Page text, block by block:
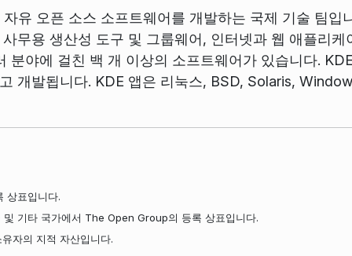
유 오픈 소스 소프트웨어를 개발하는 국제 기술 팀입
무용 생산성 도구 및 그룹웨어, 인터넷과 웹 애플리
분야에 걸친 백 개 이상의 소프트웨어가 있습니다.
개발됩니다. KDE 앱은 리눅스, BSD, Solaris,
상표입니다.
기타 국가에서 The Open Group의 등록 상표입니다.
자의 지적 자산입니다.